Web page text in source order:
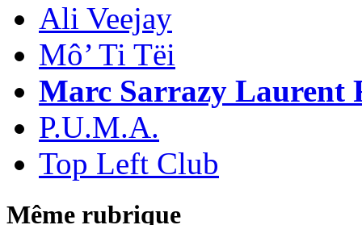
Ali Veejay
Mô’ Ti Tëi
Marc Sarrazy Laurent
P.U.M.A.
Top Left Club
Même rubrique